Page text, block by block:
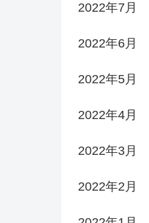
2022年7月
2022年6月
2022年5月
2022年4月
2022年3月
2022年2月